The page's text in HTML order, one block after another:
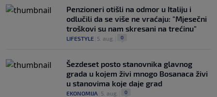
Penzioneri otišli na odmor u Italiju i
odlučili da se više ne vraćaju: "Mjesečni
troškovi su nam skresani na trećinu"
LIFESTYLE 5. aug. 0
Šezdeset posto stanovnika glavnog
grada u kojem živi mnogo Bosanaca živi
u stanovima koje daje grad
EKONOMIJA 5. aug. 0